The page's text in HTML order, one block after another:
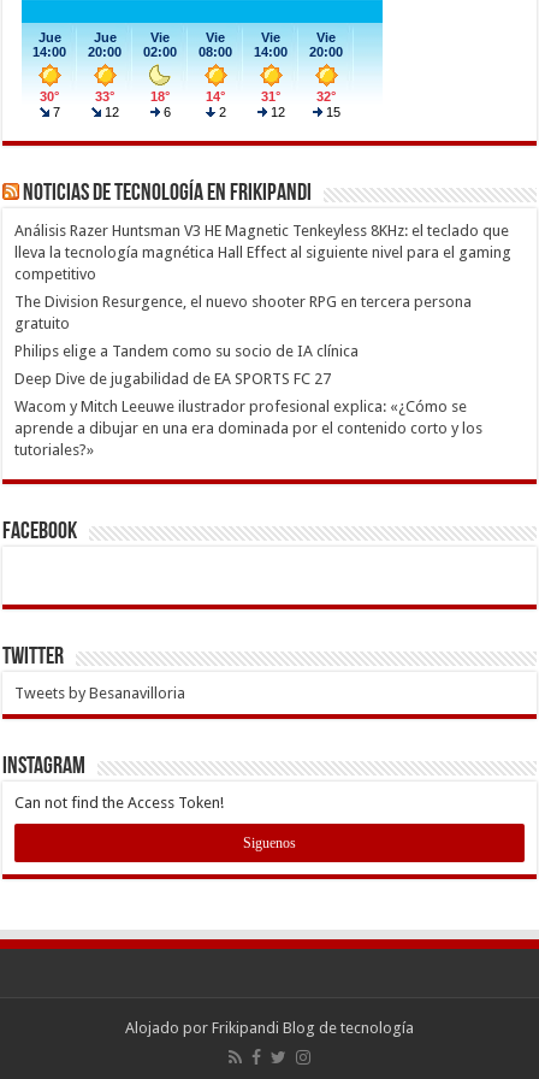
Noticias de Tecnología en Frikipandi
Análisis Razer Huntsman V3 HE Magnetic Tenkeyless 8KHz: el teclado que
lleva la tecnología magnética Hall Effect al siguiente nivel para el gaming
competitivo
The Division Resurgence, el nuevo shooter RPG en tercera persona
gratuito
Philips elige a Tandem como su socio de IA clínica
Deep Dive de jugabilidad de EA SPORTS FC 27
Wacom y Mitch Leeuwe ilustrador profesional explica: «¿Cómo se
aprende a dibujar en una era dominada por el contenido corto y los
tutoriales?»
Facebook
Twitter
Tweets by Besanavilloria
INSTAGRAM
Can not find the Access Token!
Siguenos
Alojado por Frikipandi Blog de tecnología